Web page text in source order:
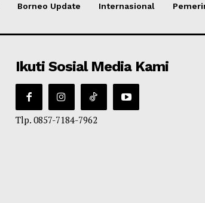
Borneo Update Internasional
Ikuti Sosial Media Kami
Tlp. 0857-7184-7962